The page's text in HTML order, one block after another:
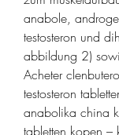
anabole,
testosteron und
abbildung 2)
Acheter
testosteron
anabolika china
tabletten kopen –